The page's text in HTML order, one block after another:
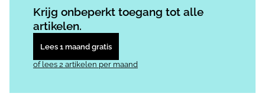
Krijg onbeperkt toegang tot alle
artikelen.
Lees 1 maand gratis
of lees 2 artikelen per maand